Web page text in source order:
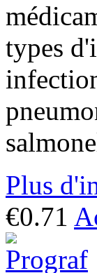
types
Plus
€0.71